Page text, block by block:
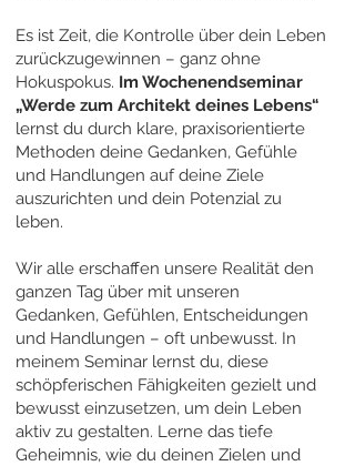
Es ist Zeit, die Kontrolle über dein Leben
zurückzugewinnen – ganz ohne
Hokuspokus. Im Wochenendseminar
„Werde zum Architekt deines Lebens“
lernst du durch klare, praxisorientierte
Methoden deine Gedanken, Gefühle
und Handlungen auf deine Ziele
auszurichten und dein Potenzial zu
leben.
Wir alle erschaffen unsere Realität den
ganzen Tag über mit unseren
Gedanken, Gefühlen, Entscheidungen
und Handlungen – oft unbewusst. In
meinem Seminar lernst du, diese
schöpferischen Fähigkeiten gezielt und
bewusst einzusetzen, um dein Leben
aktiv zu gestalten. Lerne das tiefe
Geheimnis, wie du deinen Zielen und